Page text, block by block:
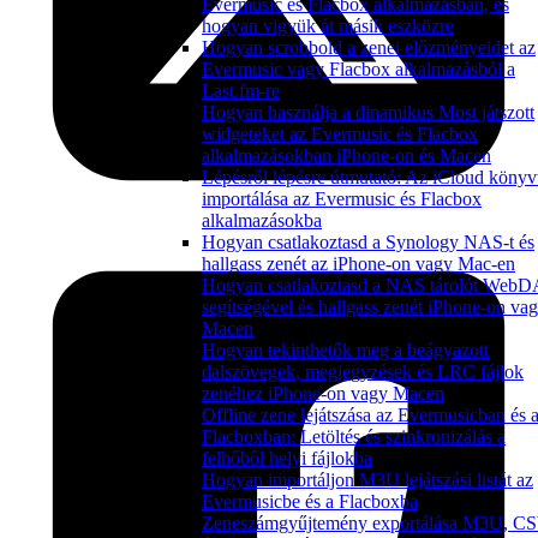
Evermusic és Flacbox alkalmazásban, és
hogyan vigyük át másik eszközre
Hogyan scrobbold a zenei előzményeidet az
Evermusic vagy Flacbox alkalmazásból a
Last.fm-re
Hogyan használja a dinamikus Most játszott
widgeteket az Evermusic és Flacbox
alkalmazásokban iPhone-on és Macen
Lépésről lépésre útmutató: Az iCloud
importálása az Evermusic és Flacbox
alkalmazásokba
Hogyan csatlakoztasd a Synology NAS-t és
hallgass zenét az iPhone-on vagy Mac-en
Hogyan csatlakoztasd a NAS tárolót
segítségével és hallgass zenét iPhone-on
Macen
Hogyan tekinthetők meg a beágyazott
dalszövegek, megjegyzések és LRC fájlok
zenéhez iPhone-on vagy Macen
Offline zene lejátszása az Evermusicban és a
Flacboxban: Letöltés és szinkronizálás a
felhőből helyi fájlokba
Hogyan importáljon M3U lejátszási listát az
Evermusicbe és a Flacboxba
Zeneszámgyűjtemény exportálása M3U,